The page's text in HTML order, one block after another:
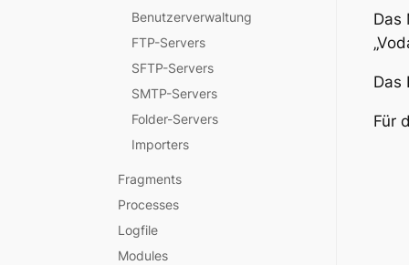
Benutzerverwaltung
FTP-Servers
SFTP-Servers
SMTP-Servers
Folder-Servers
Importers
Fragments
Processes
Logfile
Modules
Das
Das
Für